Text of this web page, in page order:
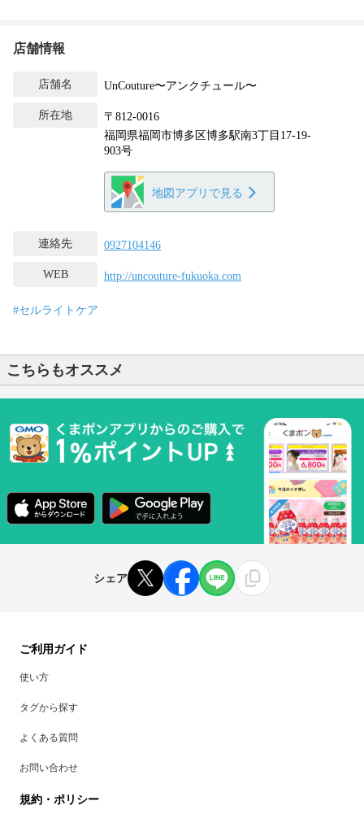
店舗情報
店舗名 UnCouture〜アンクチュール〜
所在地
〒812-0016
福岡県福岡市博多区博多駅南3丁目17-19-
903号
地図アプリで見る
連絡先 0927104146
WEB http://uncouture-fukuoka.com
#セルライトケア
こちらもオススメ
シェア
ご利用ガイド
使い方
タグから探す
よくある質問
お問い合わせ
規約・ポリシー